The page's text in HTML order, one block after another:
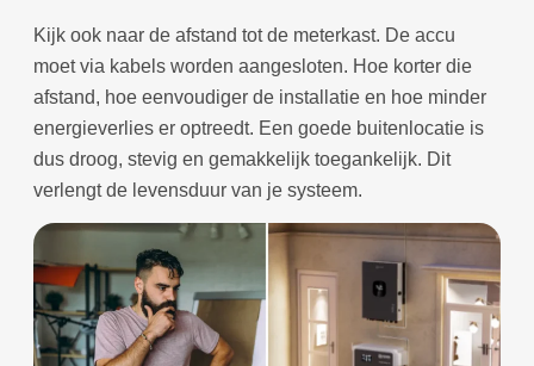
Kijk ook naar de afstand tot de meterkast. De accu
moet via kabels worden aangesloten. Hoe korter die
afstand, hoe eenvoudiger de installatie en hoe minder
energieverlies er optreedt. Een goede buitenlocatie is
dus droog, stevig en gemakkelijk toegankelijk. Dit
verlengt de levensduur van je systeem.